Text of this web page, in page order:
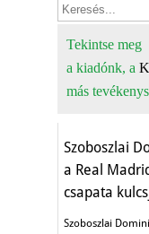
Tekintse meg
a kiadónk, a
másReal
Szoboszlai
a Real
csapata
Szoboszlai